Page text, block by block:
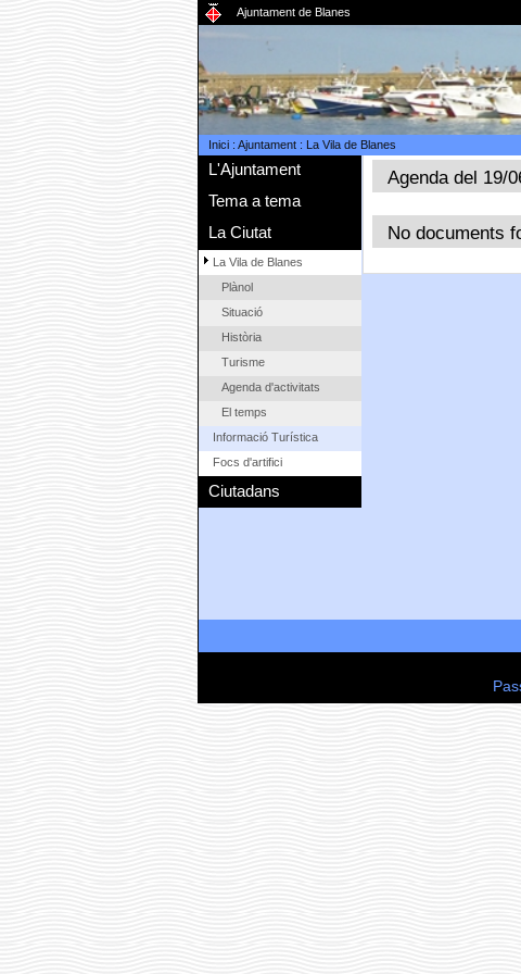
Ajuntament de Blanes
Inici: Ajuntament: La Vila de Blanes
L'Ajuntament
Tema a tema
La Ciutat
La Vila de Blanes
Plànol
Situació
Història
Turisme
Agenda d'activitats
El temps
Informació Turística
Focs d'artifici
Ciutadans
Agenda del 19/
No documents